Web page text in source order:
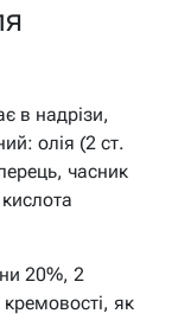
в надрізи,
олія (2 ст.
часник
20%, 2
як